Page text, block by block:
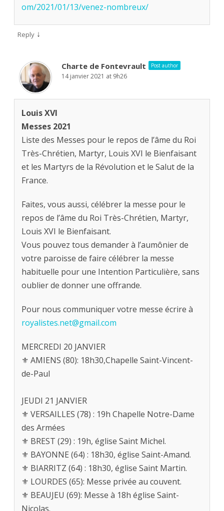
om/2021/01/13/venez-nombreux/
Reply ↓
Charte de Fontevrault Post author
14 janvier 2021 at 9h26
Louis XVI
Messes 2021
Liste des Messes pour le repos de l’âme du Roi
Très-Chrétien, Martyr, Louis XVI le Bienfaisant
et les Martyrs de la Révolution et le Salut de la
France.
Faites, vous aussi, célébrer la messe pour le
repos de l’âme du Roi Très-Chrétien, Martyr,
Louis XVI le Bienfaisant.
Vous pouvez tous demander à l’aumônier de
votre paroisse de faire célébrer la messe
habituelle pour une Intention Particulière, sans
oublier de donner une offrande.
Pour nous communiquer votre messe écrire à
royalistes.net@gmail.com
MERCREDI 20 JANVIER
⚜ AMIENS (80): 18h30,Chapelle Saint-Vincent-
de-Paul
JEUDI 21 JANVIER
⚜ VERSAILLES (78) : 19h Chapelle Notre-Dame
des Armées
⚜ BREST (29) : 19h, église Saint Michel.
⚜ BAYONNE (64) : 18h30, église Saint-Amand.
⚜ BIARRITZ (64) : 18h30, église Saint Martin.
⚜ LOURDES (65): Messe privée au couvent.
⚜ BEAUJEU (69): Messe à 18h église Saint-
Nicolas.